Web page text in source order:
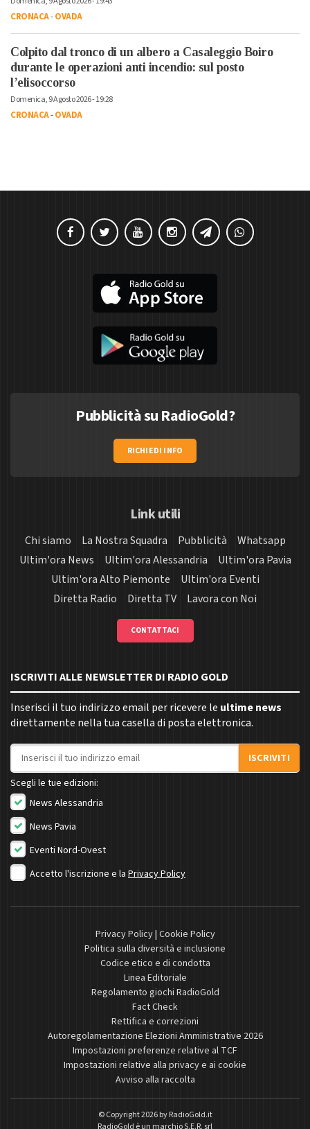
CRONACA-OVADA
Colpito dal tronco di un albero a Casaleggio Boiro
durante le operazioni anti incendio: sul posto
l’elisoccorso
Domenica, 9 Agosto 2026 - 19:28
CRONACA-OVADA
Pubblicità su RadioGold?
RICHIEDI INFO
Link utili
Chi siamo La Nostra Squadra Pubblicità
Whatsapp
Ultim'ora News
Ultim'ora Alessandria
Ultim'ora Pavia
Ultim'ora Alto Piemonte
Ultim'ora Eventi
Diretta Radio
Diretta TV Lavora con Noi
CONTATTACI
ISCRIVITI ALLE NEWSLETTER DI RADIO GOLD
Inserisci il tuo indirizzo email per ricevere le ultime news
direttamente nella tua casella di posta elettronica.
Indirizzo email
ISCRIVITI
Scegli le tue edizioni:
News Alessandria
News Pavia
Eventi Nord-Ovest
Accetto l'iscrizione e la Privacy Policy
Privacy Policy| Cookie Policy
Politica sulla diversità e inclusione
Codice etico e di condotta
Linea Editoriale
Regolamento giochi RadioGold
Fact Check
Rettifica e correzioni
Autoregolamentazione Elezioni Amministrative 2026
Impostazioni preferenze relative al TCF
Impostazioni relative alla privacy e ai cookie
Avviso alla raccolta
© Copyright 2026 byRadioGold.it
RadioGold è un marchio S.E.R. srl